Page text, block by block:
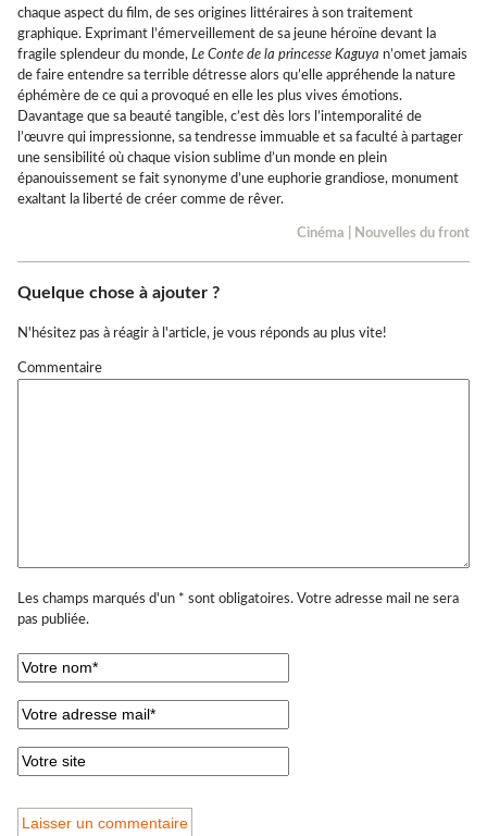
chaque aspect du film, de ses origines littéraires à son traitement
graphique. Exprimant l’émerveillement de sa jeune héroïne devant la
fragile splendeur du monde, Le Conte de la princesse Kaguya n’omet jamais
de faire entendre sa terrible détresse alors qu’elle appréhende la nature
éphémère de ce qui a provoqué en elle les plus vives émotions.
Davantage que sa beauté tangible, c’est dès lors l’intemporalité de
l’œuvre qui impressionne, sa tendresse immuable et sa faculté à partager
une sensibilité où chaque vision sublime d’un monde en plein
épanouissement se fait synonyme d’une euphorie grandiose, monument
exaltant la liberté de créer comme de rêver.
Cinéma Nouvelles du front
Quelque chose à ajouter ?
N'hésitez pas à réagir à l'article, je vous réponds au plus vite!
Commentaire
Les champs marqués d'un * sont obligatoires. Votre adresse mail ne sera
pas publiée.